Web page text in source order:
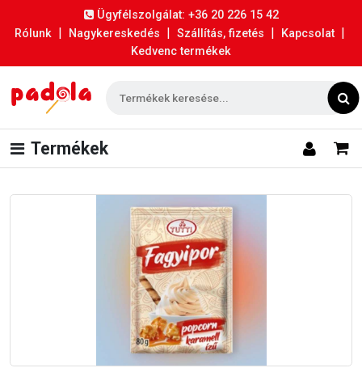
Ügyfélszolgálat: +36 20 226 15 42
Rólunk | Nagykereskedés | Szállítás, fizetés | Kapcsolat |
Kedvenc termékek
Termékek